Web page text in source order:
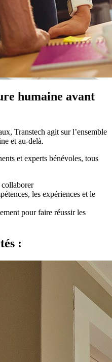
humaine avant
Transtech agit sur l’ensemble
et au-delà.
et experts bénévoles, tous
collaborer
les expériences et le
pour faire réussir les
: